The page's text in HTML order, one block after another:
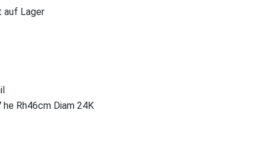
auf Lager
Rh46cm Diam 24K